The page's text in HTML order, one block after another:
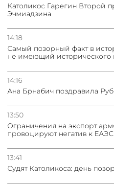
Католикос Гарегин Второй
Эчмиадзина
14:18
Самый позорный факт в
не имеющий исторического
14:16
Ана Брнабич поздравила
13:50
Oграничения на экспорт
провоцируют негатив к
13:41
Судят Католикоса: день